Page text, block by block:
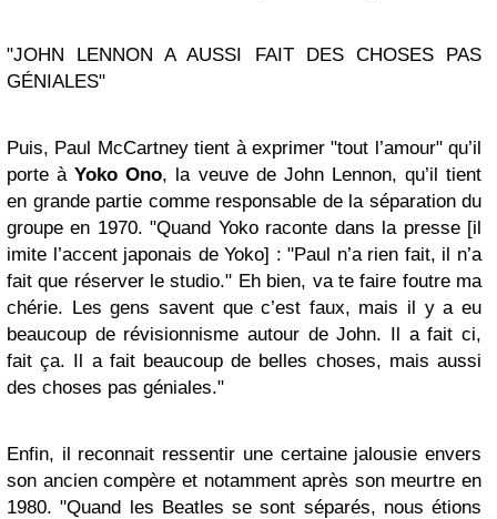
"JOHN LENNON A AUSSI FAIT DES CHOSES PAS
GÉNIALES"
Puis, Paul McCartney tient à exprimer "tout l’amour" qu’il
porte àYoko Ono, la veuve de John Lennon, qu’il tient
en grande partie comme responsable de la séparation du
groupe en 1970. "Quand Yoko raconte dans la presse [il
imite l’accent japonais de Yoko] : "Paul n’a rien fait, il n’a
fait que réserver le studio." Eh bien, va te faire foutre ma
chérie. Les gens savent que c’est faux, mais il y a eu
beaucoup de révisionnisme autour de John. Il a fait ci,
fait ça. Il a fait beaucoup de belles choses, mais aussi
des choses pas géniales."
Enfin, il reconnait ressentir une certaine jalousie envers
son ancien compère et notamment après son meurtre en
1980. "Quand les Beatles se sont séparés, nous étions